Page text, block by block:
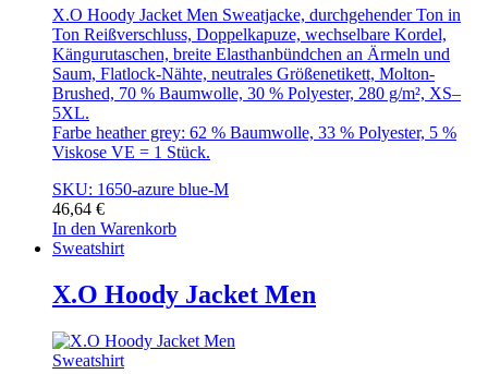
X.O Hoody Jacket Men Sweatjacke, durchgehender Ton in
Ton Reißverschluss, Doppelkapuze, wechselbare Kordel,
Kängurutaschen, breite Elasthanbündchen an Ärmeln und
Saum, Flatlock-Nähte, neutrales Größenetikett, Molton-
Brushed, 70 % Baumwolle, 30 % Polyester, 280 g/m², XS–
5XL.
Farbe heather grey: 62 % Baumwolle, 33 % Polyester, 5 %
Viskose VE = 1 Stück.
SKU: 1650-azure blue-M
46,64 €
In den Warenkorb
Sweatshirt
X.O Hoody Jacket Men
Sweatshirt